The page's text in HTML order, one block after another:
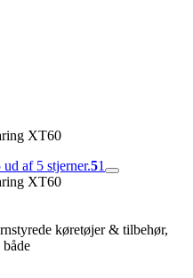
XT60
af 5 stjerner.51
XT60
køretøjer & tilbehør,